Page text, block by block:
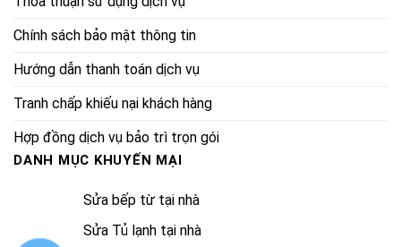
Chính sách bảo mật thông tin
Hướng dẫn thanh toán dịch vụ
Tranh chấp khiếu nại khách hàng
Hợp đồng dịch vụ bảo trì trọn gói
DANH MỤC KHUYẾN MẠI
Sửa bếp từ tại nhà
Sửa Tủ lạnh tại nhà